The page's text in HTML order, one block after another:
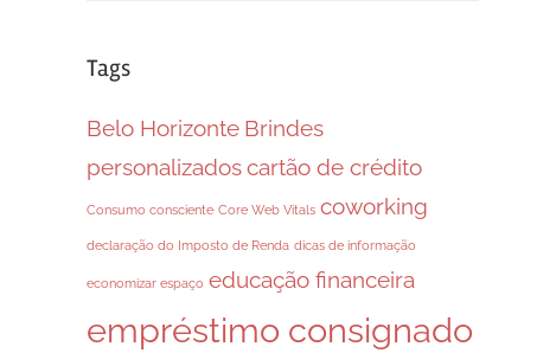
Tags
Belo Horizonte Brindes
personalizadoscartão de crédito
Consumo consciente Core Web Vitals coworking
declaração do Imposto de Renda dicas de informação
economizar espaço educação financeira
empréstimo consignado